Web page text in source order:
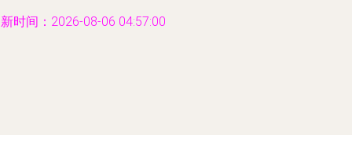
时间：2026-08-06 04:57:00